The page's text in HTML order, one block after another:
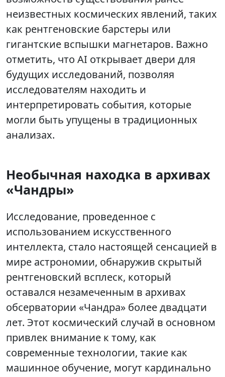
неизвестных космических явлений, таких
как рентгеновские барстеры или
гигантские вспышки магнетаров. Важно
отметить, что AI открывает двери для
будущих исследований, позволяя
исследователям находить и
интерпретировать события, которые
могли быть упущены в традиционных
анализах.
Необычная находка в архивах
«Чандры»
Исследование, проведенное с
использованием искусственного
интеллекта, стало настоящей сенсацией в
мире астрономии, обнаружив скрытый
рентгеновский всплеск, который
оставался незамеченным в архивах
обсерватории «Чандра» более двадцати
лет. Этот космический случай в основном
привлек внимание к тому, как
современные технологии, такие как
машинное обучение, могут кардинально